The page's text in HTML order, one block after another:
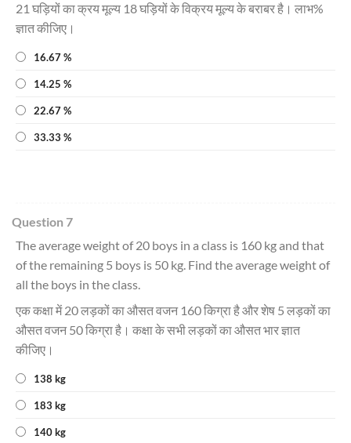
21 घड़ियों का क्रय मूल्य 18 घड़ियों के विक्रय मूल्य के बराबर है। लाभ%
ज्ञात कीजिए।
16.67 %
14.25 %
22.67 %
33.33 %
Question 7
The average weight of 20 boys in a class is 160 kg and that
of the remaining 5 boys is 50 kg. Find the average weight of
all the boys in the class.
एक कक्षा में 20 लड़कों का औसत वजन 160 किग्रा है और शेष 5 लड़कों का
औसत वजन 50 किग्रा है। कक्षा के सभी लड़कों का औसत भार ज्ञात
कीजिए।
138 kg
183 kg
140 kg